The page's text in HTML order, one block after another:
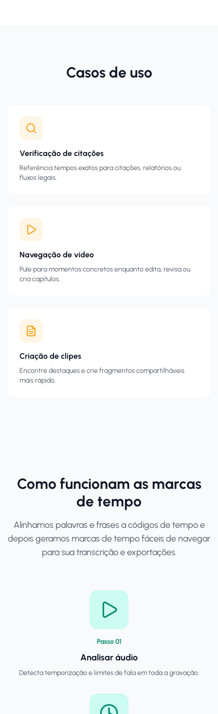
Casos de uso
Verificação de citações
Referência tempos exatos para citações, relatórios ou
fluxos legais.
Navegação de vídeo
Pule para momentos concretos enquanto edita, revisa ou
cria capítulos.
Criação de clipes
Encontre destaques e crie fragmentos compartilháveis
mais rápido.
Como funcionam as marcas
de tempo
Alinhamos palavras e frases a códigos de tempo e
depois geramos marcas de tempo fáceis de navegar
para sua transcrição e exportações.
Passo01
Analisar áudio
Detecta temporização e limites de fala em toda a gravação.